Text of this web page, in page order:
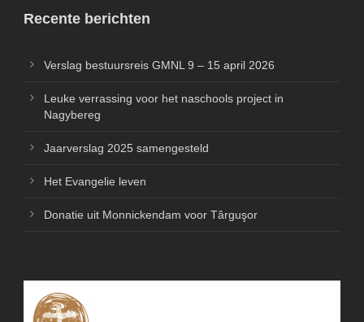
Recente berichten
Verslag bestuursreis GMNL 9 – 15 april 2026
Leuke verrassing voor het naschools project in
Nagybereg
Jaarverslag 2025 samengesteld
Het Evangelie leven
Donatie uit Monnickendam voor Târguşor